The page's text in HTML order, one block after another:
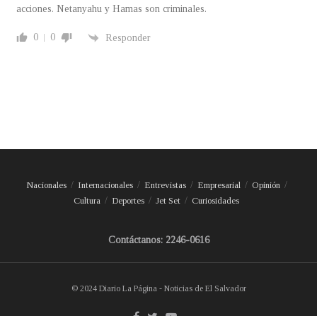
acciones. Netanyahu y Hamas son criminales.
0 0 Responder
Nacionales Internacionales Entrevistas Empresarial
Opinión
Cultura
Deportes Jet Set Curiosidades
Contáctanos: 2246-0616
© 2024 Diario La Página - Noticias de El Salvador